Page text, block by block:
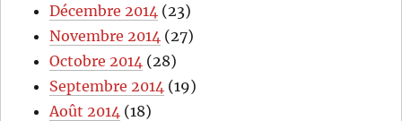
Décembre 2014 (23)
Novembre 2014 (27)
Octobre 2014 (28)
Septembre 2014 (19)
Août 2014 (18)